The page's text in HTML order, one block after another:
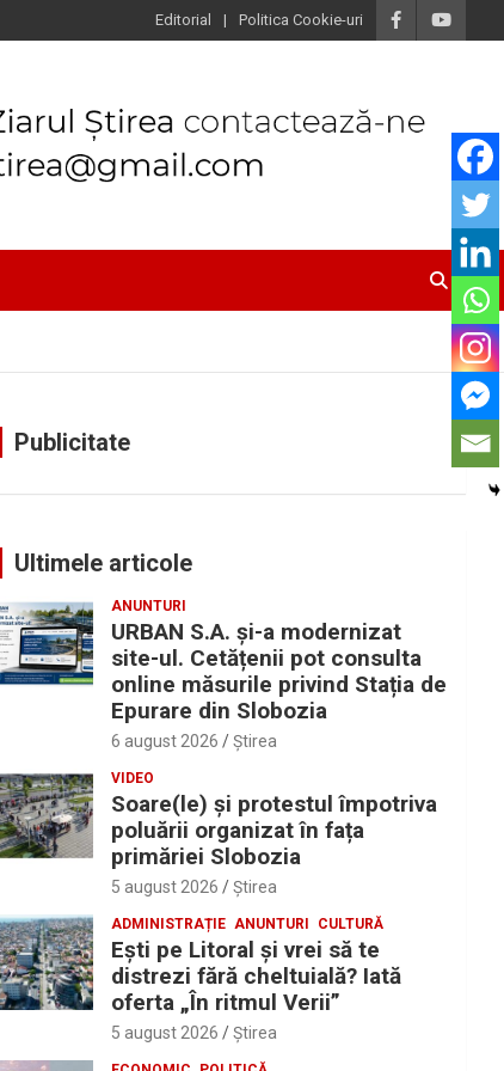
Editorial Politica Cookie-uri
Publicitate
Ultimele articole
ANUNTURI
URBAN S.A. și-a modernizat
site-ul. Cetățenii pot consulta
online măsurile privind Stația de
Epurare din Slobozia
6 august 2026 Ştirea
VIDEO
Soare(le) și protestul împotriva
poluării organizat în fața
primăriei Slobozia
5 august 2026 Ştirea
ADMINISTRAȚIE ANUNTURI CULTURĂ
Eşti pe Litoral şi vrei să te
distrezi fără cheltuială? Iată
oferta „În ritmul Verii”
5 august 2026 Ştirea